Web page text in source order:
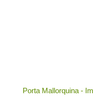
Porta Mallorquina -